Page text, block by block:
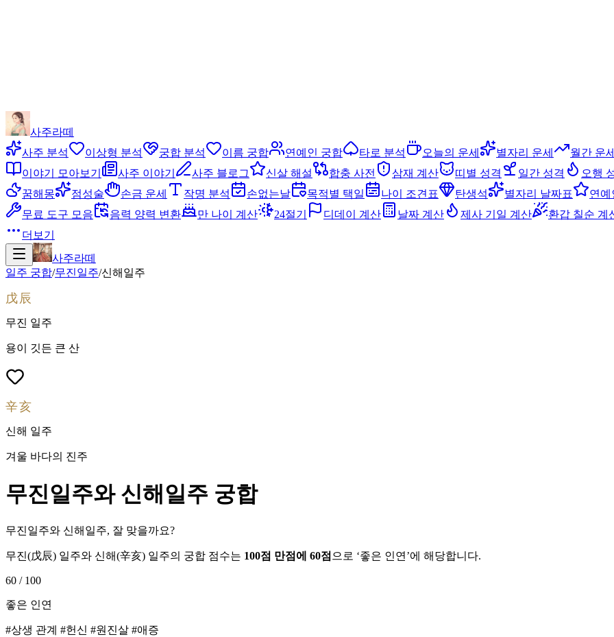
사주라떼
사주 분석
이상형 분석 궁합 분석 이름 궁합 연예인 궁합 타로 분석 오늘의 운세 별자리 운세 월간 운세
이야기 모아보기
사주 이야기 사주 블로그 신살 해설 합충 사전 삼재 계산 띠별 성격 일간 성격 오행
꿈해몽
점성술 손금 운세 작명 분석 손없는날 목적별 택일 나이 조견표 탄생석 별자리 날짜표
연예
무료 도구 모음
음력 양력 변환 만 나이 계산 24절기 디데이 계산 날짜 계산 제사 기일 계산 환갑 칠순 계
더보기
사주라떼
일주 궁합/무진일주/신해 일주
戊辰
무진 일주
용이 깃든 큰 산
辛亥
신해 일주
겨울 바다의 진주
무진일주와 신해일주 궁합
무진일주와 신해일주, 잘 맞을까요?
무진(戊辰) 일주와 신해(辛亥) 일주의 궁합 점수는 100점 만점에 60점 으로 ‘좋은 인연 ’에 해당합니다.
60 / 100
좋은 인연
#상생 관계 #헌신 #원진살 #애증